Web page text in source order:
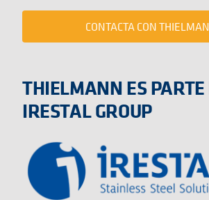
CONTACTA CON
THIELMANN ES PARTE
IRESTAL GROUP